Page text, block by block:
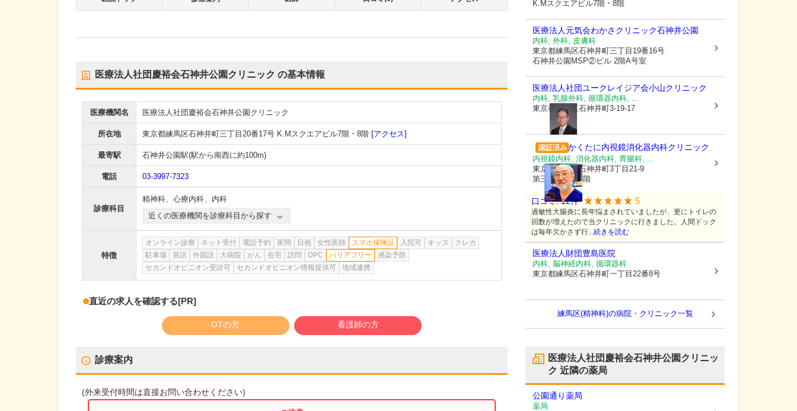
医療法人社団慶裕会石神井公園クリニック の基本情報
医療機関名 医療法人社団慶裕会石神井公園クリニック
所在地 東京都練馬区石神井町三丁目20番17号 K.Mスクエアビル7階・8階 [アクセス]
最寄駅 石神井公園駅(駅から南西に約100m)
電話 03-3997-7323
診療科目
精神科、 心療内科、 内科
近くの医療機関を診療科目から探す
特徴
オンライン診療 ネット受付 電話予約 夜間 日祝 女性医師 スマホ保険証 入院可 キッズ
クレカ
駐車場
英語 外国語 大病院 がん 在宅 訪問 DPC バリアフリー
感染予防
セカンドオピニオン受診可
セカンドオピニオン情報提供可 地域連携
直近の求人を確認する[PR]
OTの方 看護師の方
診療案内
(外来受付時間は直接お問い合わせください)
K.Mスクエアビル7階・8階
医療法人元気会わかさクリニック石神井公園
内科, 外科, 皮膚科
東京都練馬区石神井町三丁目19番16号
石神井公園MSP②ビル 2階A号室
医療法人社団ユークレイジア会小山クリニック
内科, 乳腺外科, 循環器内科, ...
東京都練馬区石神井町3-19-17
認証済み かくたに内視鏡消化器内科クリニック
内視鏡内科, 消化器内科, 胃腸科, ...
東京都練馬区石神井町3丁目21-9
第三島光ビル3階
口コミ:12件 5
過敏性大腸炎に長年悩まされていましたが、更にトイレの
回数が増えたので当クリニックに行きました。人間ドック
は毎年欠かさず行...続きを読む
医療法人財団豊島医院
内科, 脳神経内科, 循環器科
東京都練馬区石神井町一丁目22番8号
練馬区(精神科)の病院・クリニック一覧
医療法人社団慶裕会石神井公園クリニッ
ク 近隣の薬局
公園通り薬局
薬局